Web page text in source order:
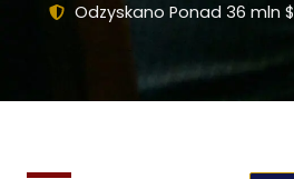
Odzyskano Ponad 36 mln $